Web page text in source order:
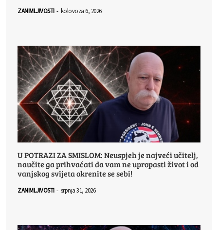
ZANIMLJIVOSTI - kolovoza 6, 2026
U POTRAZI ZA SMISLOM: Neuspjeh je najveći učitelj,
naučite ga prihvaćati da vam ne upropasti život i od
vanjskog svijeta okrenite se sebi!
ZANIMLJIVOSTI - srpnja 31, 2026